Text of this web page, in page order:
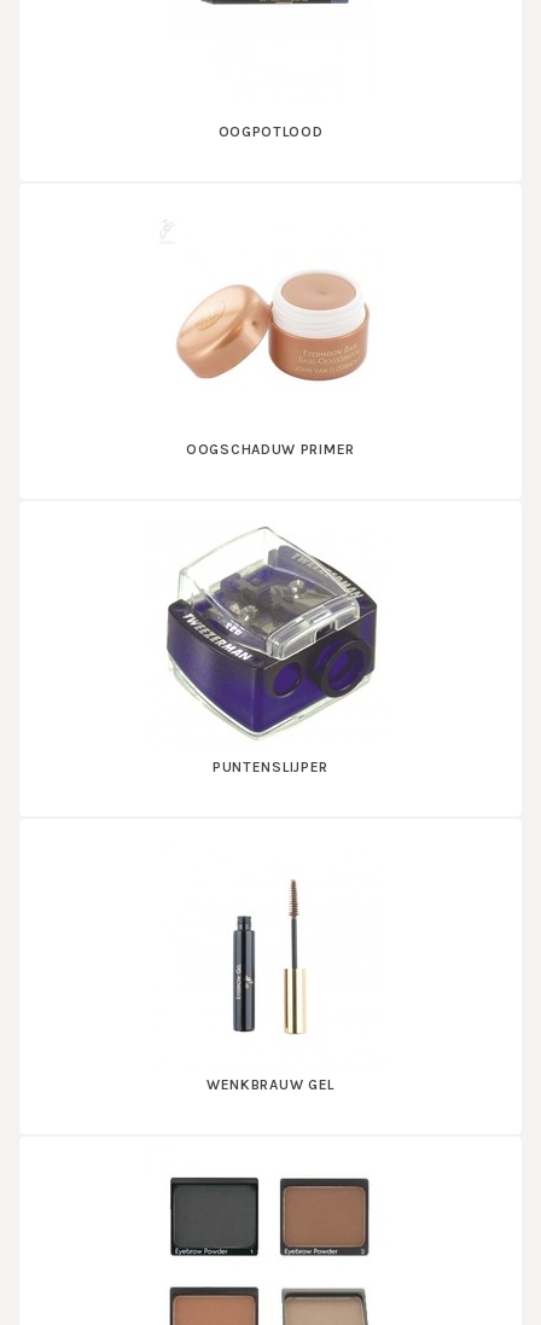
OOGPOTLOOD
OOGSCHADUW PRIMER
PUNTENSLIJPER
WENKBRAUW GEL